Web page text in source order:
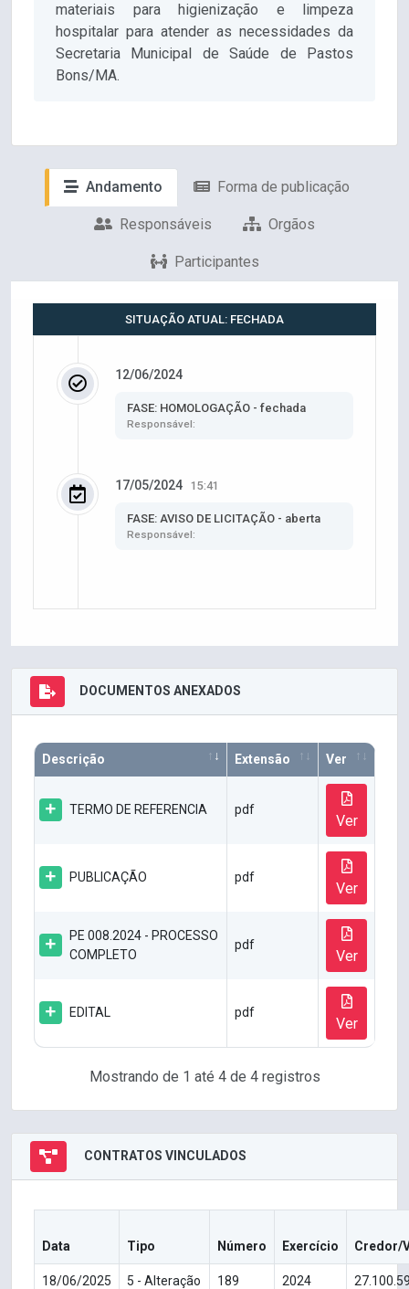
materiais para higienização e limpeza
hospitalar para atender as necessidades da
Secretaria Municipal de Saúde de Pastos
Bons/MA.
Andamento Forma de publicação
Responsáveis Orgãos
Participantes
SITUAÇÃO ATUAL: FECHADA
12/06/2024
FASE: HOMOLOGAÇÃO - fechada
Responsável:
17/05/2024 15:41
FASE: AVISO DE LICITAÇÃO - aberta
Responsável:
DOCUMENTOS ANEXADOS
Descrição Extensão Ver
TERMO DE REFERENCIA pdf
Ver
PUBLICAÇÃO pdf
Ver
PE 008.2024 - PROCESSO
COMPLETO
pdf
Ver
EDITAL pdf
Ver
Mostrando de 1 até 4 de 4 registros
CONTRATOS VINCULADOS
Data Tipo Número Exercício Credor/
18/06/2025
5 - Alteração
189 2024